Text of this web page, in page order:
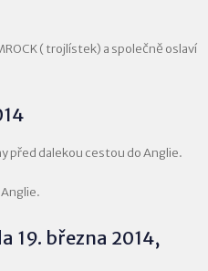
( trojlístek) a společně oslaví
před dalekou cestou do Anglie.
19. března 2014,